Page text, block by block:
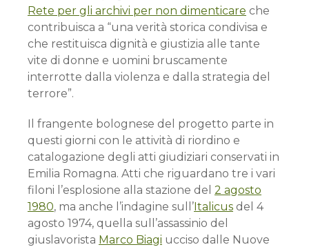
Rete per gli archivi per non dimenticare che
contribuisca a “una verità storica condivisa e
che restituisca dignità e giustizia alle tante
vite di donne e uomini bruscamente
interrotte dalla violenza e dalla strategia del
terrore”.
Il frangente bolognese del progetto parte in
questi giorni con le attività di riordino e
catalogazione degli atti giudiziari conservati in
Emilia Romagna. Atti che riguardano tre i vari
filoni l’esplosione alla stazione del 2 agosto
1980, ma anche l’indagine sull’Italicus del 4
agosto 1974, quella sull’assassinio del
giuslavorista Marco Biagi ucciso dalle Nuove